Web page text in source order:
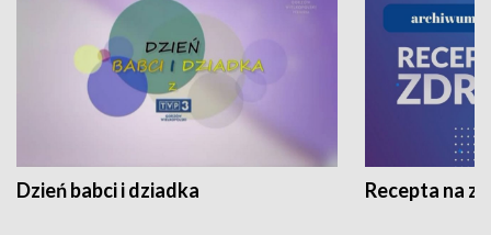
Dzień babci i dziadka Recepta na